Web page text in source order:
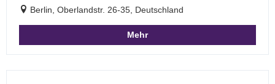
Berlin, Oberlandstr. 26-35, Deutschland
Mehr